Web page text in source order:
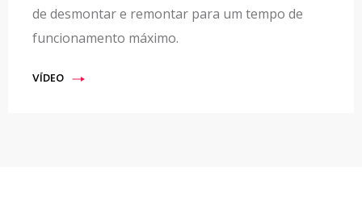
de desmontar e remontar para um tempo de
funcionamento máximo.
VÍDEO